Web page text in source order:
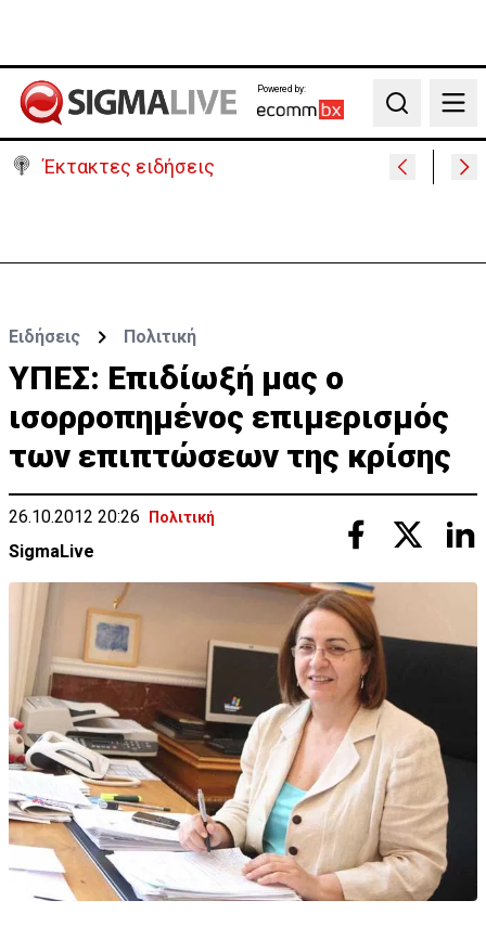
Powered by:
Search
Έκτακτες ειδήσεις
Ειδήσεις Πολιτική
ΥΠΕΣ: Επιδίωξή μας ο
ισορροπημένος επιμερισμός
των επιπτώσεων της κρίσης
26.10.2012 20:26 Πολιτική
SigmaLive